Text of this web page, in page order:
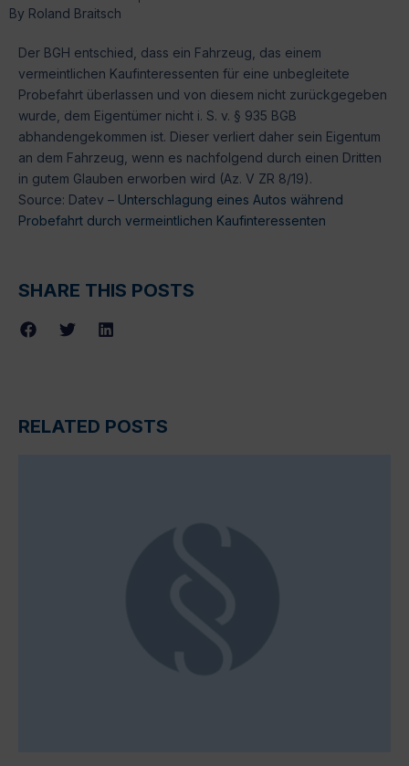
By Roland Braitsch
Der BGH entschied, dass ein Fahrzeug, das einem
vermeintlichen Kaufinteressenten für eine unbegleitete
Probefahrt überlassen und von diesem nicht zurückgegeben
wurde, dem Eigentümer nicht i. S. v. § 935 BGB
abhandengekommen ist. Dieser verliert daher sein Eigentum
an dem Fahrzeug, wenn es nachfolgend durch einen Dritten
in gutem Glauben erworben wird (Az. V ZR 8/19).
Source: Datev – Unterschlagung eines Autos während
Probefahrt durch vermeintlichen Kaufinteressenten
SHARE THIS POSTS
RELATED POSTS